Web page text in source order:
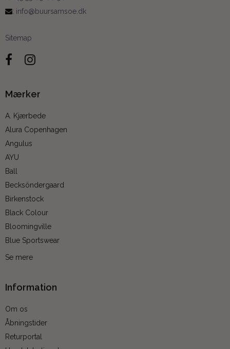
: info@buursamsoe.dk
Sitemap
Mærker
A. Kjærbede
Alura Copenhagen
Angulus
AYU
Ball
Becksöndergaard
Birkenstock
Black Colour
Bloomingville
Blue Sportswear
Se mere
Information
Om os
Åbningstider
Returportal